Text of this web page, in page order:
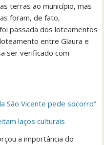
terras ao município, mas
foram, de fato,
passada dos loteamentos
entre Glaura e
ser verificado com
São Vicente pede socorro”
laços culturais
a importância do